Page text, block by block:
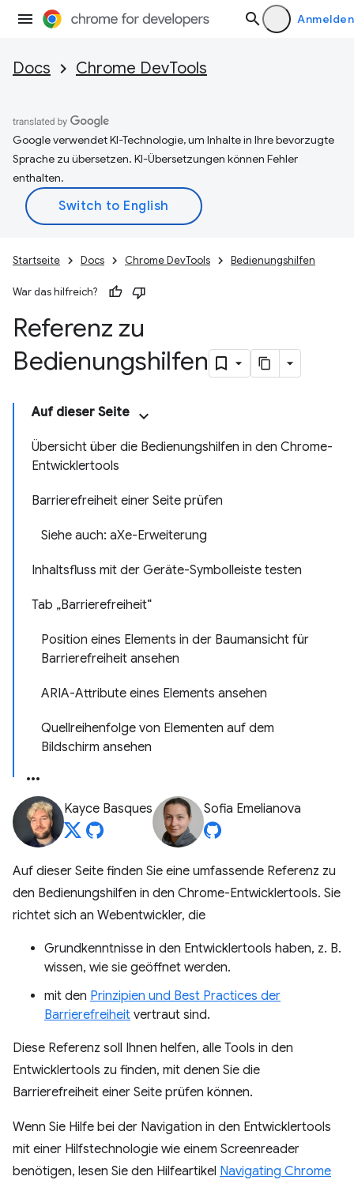
Anmelden
Docs Chrome DevTools
Google verwendet KI-Technologie, um Inhalte in Ihre bevorzugte
Sprache zu übersetzen. KI-Übersetzungen können Fehler
enthalten.
Startseite Docs Chrome DevTools Bedienungshilfen
War das hilfreich?
Referenz zu
Bedienungshilfen
Auf dieser Seite
Übersicht über die Bedienungshilfen in den Chrome-
Entwicklertools
Barrierefreiheit einer Seite prüfen
Siehe auch: aXe-Erweiterung
Inhaltsfluss mit der Geräte-Symbolleiste testen
Tab „Barrierefreiheit“
Position eines Elements in der Baumansicht für
Barrierefreiheit ansehen
ARIA-Attribute eines Elements ansehen
Quellreihenfolge von Elementen auf dem
Bildschirm ansehen
Kayce Basques Sofia Emelianova
Auf dieser Seite finden Sie eine umfassende Referenz zu
den Bedienungshilfen in den Chrome-Entwicklertools. Sie
richtet sich an Webentwickler, die
Grundkenntnisse in den Entwicklertools haben, z. B.
wissen, wie sie geöffnet werden.
mit den Prinzipien und Best Practices der
Barrierefreiheit vertraut sind.
Diese Referenz soll Ihnen helfen, alle Tools in den
Entwicklertools zu finden, mit denen Sie die
Barrierefreiheit einer Seite prüfen können.
Wenn Sie Hilfe bei der Navigation in den Entwicklertools
mit einer Hilfstechnologie wie einem Screenreader
benötigen, lesen Sie den Hilfeartikel Navigating Chrome